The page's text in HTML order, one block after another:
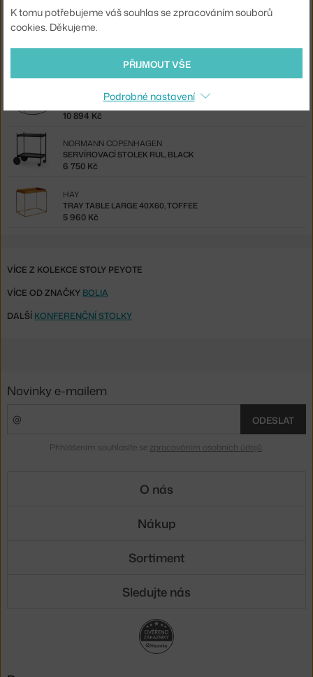
Také by se vám mohlo líbit
STOLEK ROUND EXTRA LARGE
ETHNICRAFT
10 894 Kč
SERVÍROVACÍ STOLEK RUL, BLACK
NORMANN COPENHAGEN
6 750 Kč
TRAY TABLE LARGE 40X60, TOFFEE
HAY
5 960 Kč
VÍCE Z KOLEKCE STOLY PEYOTE
VÍCE OD ZNAČKY BOLIA
DALŠÍ KONFERENČNÍ STOLKY
K tomu potřebujeme váš souhlas se zpracováním souborů
cookies. Děkujeme.
PŘIJMOUT VŠE
Podrobné nastavení
Novinky e-mailem
ODESLAT
Přihlášením souhlasíte se zpracováním osobních údajů
O nás
Nákup
Sortiment
Sledujte nás